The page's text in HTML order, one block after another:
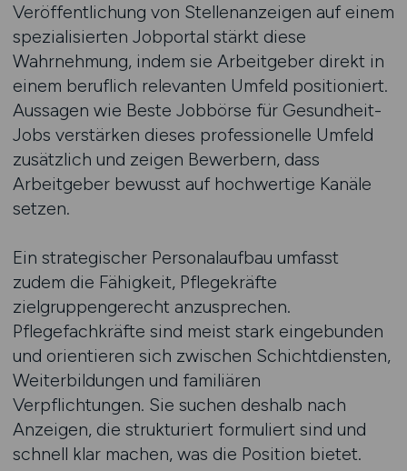
Veröffentlichung von Stellenanzeigen auf einem
spezialisierten Jobportal stärkt diese
Wahrnehmung, indem sie Arbeitgeber direkt in
einem beruflich relevanten Umfeld positioniert.
Aussagen wie Beste Jobbörse für Gesundheit-
Jobs verstärken dieses professionelle Umfeld
zusätzlich und zeigen Bewerbern, dass
Arbeitgeber bewusst auf hochwertige Kanäle
setzen.
Ein strategischer Personalaufbau umfasst
zudem die Fähigkeit, Pflegekräfte
zielgruppengerecht anzusprechen.
Pflegefachkräfte sind meist stark eingebunden
und orientieren sich zwischen Schichtdiensten,
Weiterbildungen und familiären
Verpflichtungen. Sie suchen deshalb nach
Anzeigen, die strukturiert formuliert sind und
schnell klar machen, was die Position bietet.